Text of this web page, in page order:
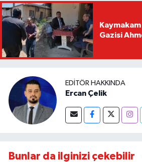
Kaymakam
Gazisi
EDITÖR HAKKINDA
Ercan Çelik
Bunlar da ilginizi çekebilir